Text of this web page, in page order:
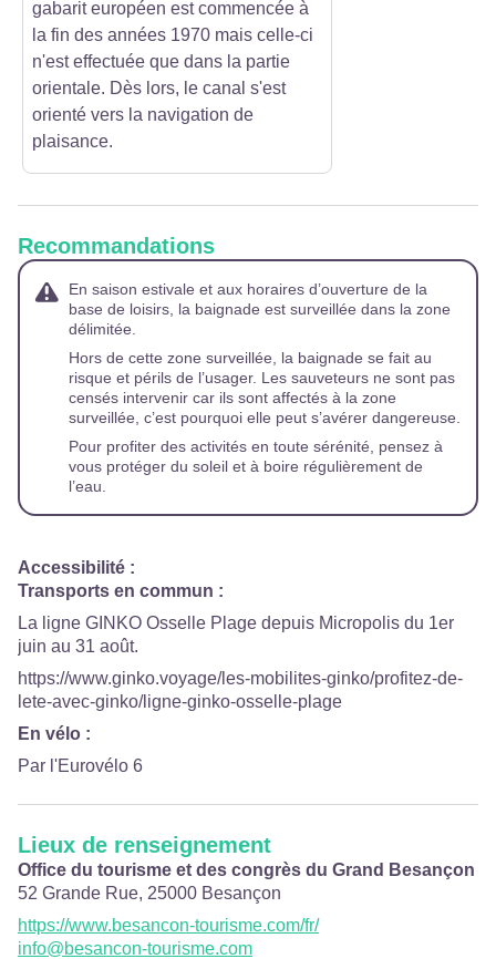
gabarit européen est commencée à
la fin des années 1970 mais celle-ci
n'est effectuée que dans la partie
orientale. Dès lors, le canal s'est
orienté vers la navigation de
plaisance.
Recommandations
En saison estivale et aux horaires d’ouverture de la
base de loisirs, la baignade est surveillée dans la zone
délimitée.
Hors de cette zone surveillée, la baignade se fait au
risque et périls de l’usager. Les sauveteurs ne sont pas
censés intervenir car ils sont affectés à la zone
surveillée, c’est pourquoi elle peut s’avérer dangereuse.
Pour profiter des activités en toute sérénité, pensez à
vous protéger du soleil et à boire régulièrement de
l’eau.
Accessibilité :
Transports en commun :
La ligne GINKO Osselle Plage depuis Micropolis du 1er
juin au 31 août.
https://www.ginko.voyage/les-mobilites-ginko/profitez-de-
lete-avec-ginko/ligne-ginko-osselle-plage
En vélo :
Par l'Eurovélo 6
Lieux de renseignement
Office du tourisme et des congrès du Grand Besançon
52 Grande Rue, 25000 Besançon
https://www.besancon-tourisme.com/fr/
info@besancon-tourisme.com